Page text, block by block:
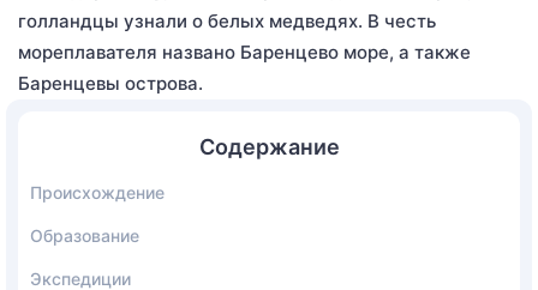
голландцы узнали о белых медведях. В честь
мореплавателя названо Баренцево море, а также
Баренцевы острова.
Содержание
Происхождение
Образование
Экспедиции